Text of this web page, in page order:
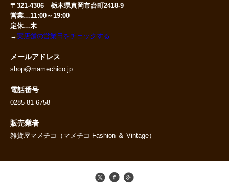
〒321-4306 栃木県真岡市台町2418-9
営業…11:00～19:00
定休…木
→実店舗の営業日をチェックする
メールアドレス
shop@mamechico.jp
電話番号
0285-81-6758
販売業者
雑貨屋マメチコ（マメチコ Fashion ＆ Vintage）